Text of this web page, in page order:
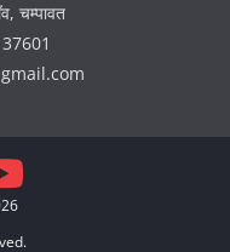
चम्पावत